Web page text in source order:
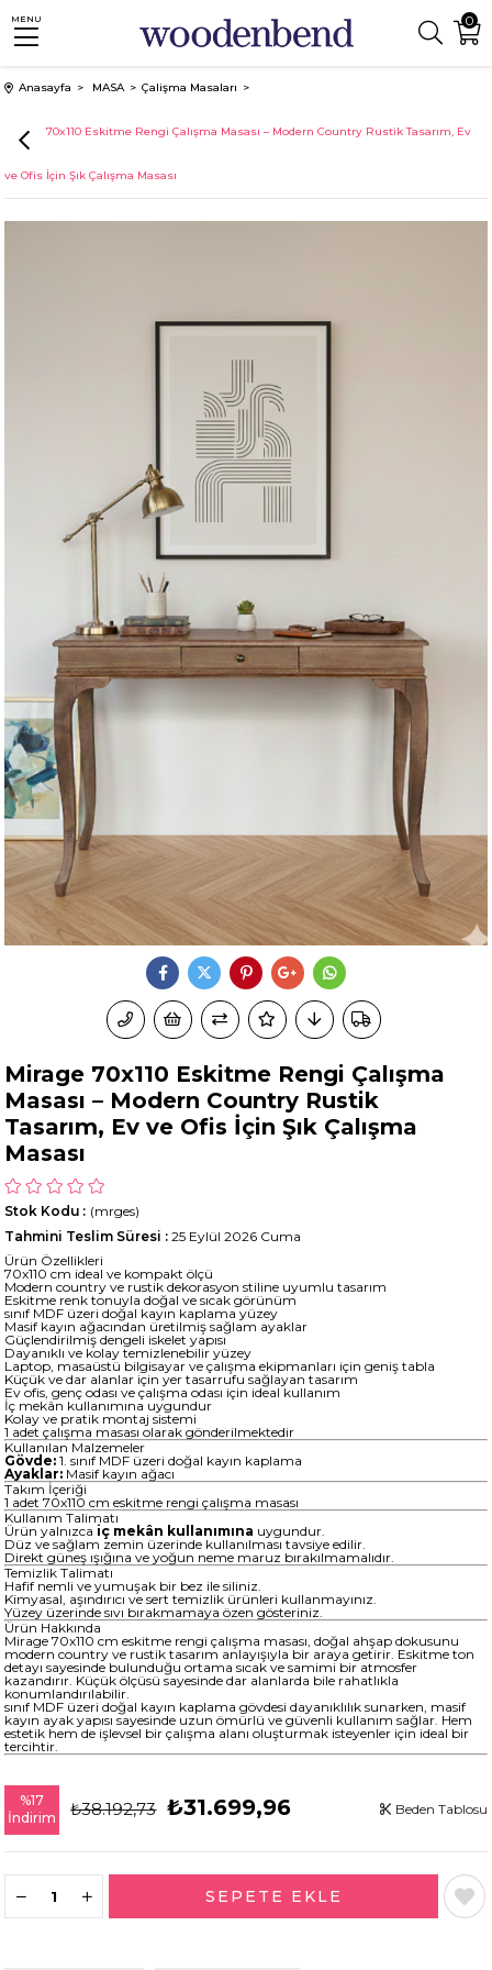
0
MENU
Anasayfa MASA Çalişma Masaları
Mirage 70x110 Eskitme Rengi Çalışma Masası – Modern Country Rustik Tasarım, Ev
ve Ofis İçin Şık Çalışma Masası
Mirage 70x110 Eskitme Rengi Çalışma
Masası – Modern Country Rustik
Tasarım, Ev ve Ofis İçin Şık Çalışma
Masası
(mrges)
Stok Kodu
Tahmini Teslim Süresi : 25 Eylül 2026 Cuma
Ürün Özellikleri
70x110 cm ideal ve kompakt ölçü
Modern country ve rustik dekorasyon stiline uyumlu tasarım
Eskitme renk tonuyla doğal ve sıcak görünüm
sınıf MDF üzeri doğal kayın kaplama yüzey
Masif kayın ağacından üretilmiş sağlam ayaklar
Güçlendirilmiş dengeli iskelet yapısı
Dayanıklı ve kolay temizlenebilir yüzey
Laptop, masaüstü bilgisayar ve çalışma ekipmanları için geniş tabla
Küçük ve dar alanlar için yer tasarrufu sağlayan tasarım
Ev ofis, genç odası ve çalışma odası için ideal kullanım
İç mekân kullanımına uygundur
Kolay ve pratik montaj sistemi
1 adet çalışma masası olarak gönderilmektedir
Kullanılan Malzemeler
Gövde: 1. sınıf MDF üzeri doğal kayın kaplama
Ayaklar: Masif kayın ağacı
Takım İçeriği
1 adet 70x110 cm eskitme rengi çalışma masası
Kullanım Talimatı
Ürün yalnızca iç mekân kullanımına uygundur.
Düz ve sağlam zemin üzerinde kullanılması tavsiye edilir.
Direkt güneş ışığına ve yoğun neme maruz bırakılmamalıdır.
Temizlik Talimatı
Hafif nemli ve yumuşak bir bez ile siliniz.
Kimyasal, aşındırıcı ve sert temizlik ürünleri kullanmayınız.
Yüzey üzerinde sıvı bırakmamaya özen gösteriniz.
Ürün Hakkında
Mirage 70x110 cm eskitme rengi çalışma masası, doğal ahşap dokusunu
modern country ve rustik tasarım anlayışıyla bir araya getirir. Eskitme ton
detayı sayesinde bulunduğu ortama sıcak ve samimi bir atmosfer
kazandırır. Küçük ölçüsü sayesinde dar alanlarda bile rahatlıkla
konumlandırılabilir.
sınıf MDF üzeri doğal kayın kaplama gövdesi dayanıklılık sunarken, masif
kayın ayak yapısı sayesinde uzun ömürlü ve güvenli kullanım sağlar. Hem
estetik hem de işlevsel bir çalışma alanı oluşturmak isteyenler için ideal bir
tercihtir.
%17
İndirim
₺38.192,73 ₺31.699,96 Beden Tablosu